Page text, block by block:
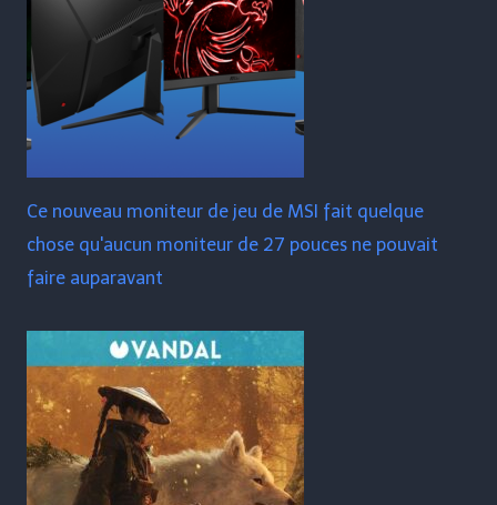
Ce nouveau moniteur de jeu de MSI fait quelque
chose qu'aucun moniteur de 27 pouces ne pouvait
faire auparavant